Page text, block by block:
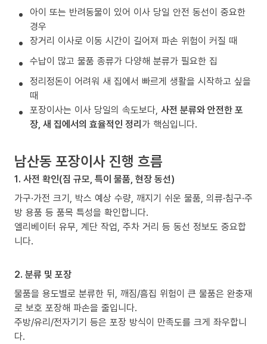
아이 또는 반려동물이 있어 이사 당일 안전 동선이 중요한
경우
장거리 이사로 이동 시간이 길어져 파손 위험이 커질 때
수납이 많고 물품 종류가 다양해 분류가 필요한 집
정리정돈이 어려워 새 집에서 빠르게 생활을 시작하고 싶을
때
포장이사는 이사 당일의 속도보다, 사전 분류와 안전한 포
장, 새 집에서의 효율적인 정리가 핵심입니다.
남산동 포장이사 진행 흐름
1. 사전 확인(짐 규모, 특이 물품, 현장 동선)
가구·가전 크기, 박스 예상 수량, 깨지기 쉬운 물품, 의류·침구·주
방 용품 등 품목 특성을 확인합니다.
엘리베이터 유무, 계단 작업, 주차 거리 등 동선 정보도 중요합
니다.
2. 분류 및 포장
물품을 용도별로 분류한 뒤, 깨짐/흠집 위험이 큰 물품은 완충재
로 보호 포장해 파손을 줄입니다.
주방/유리/전자기기 등은 포장 방식이 만족도를 크게 좌우합니
다.